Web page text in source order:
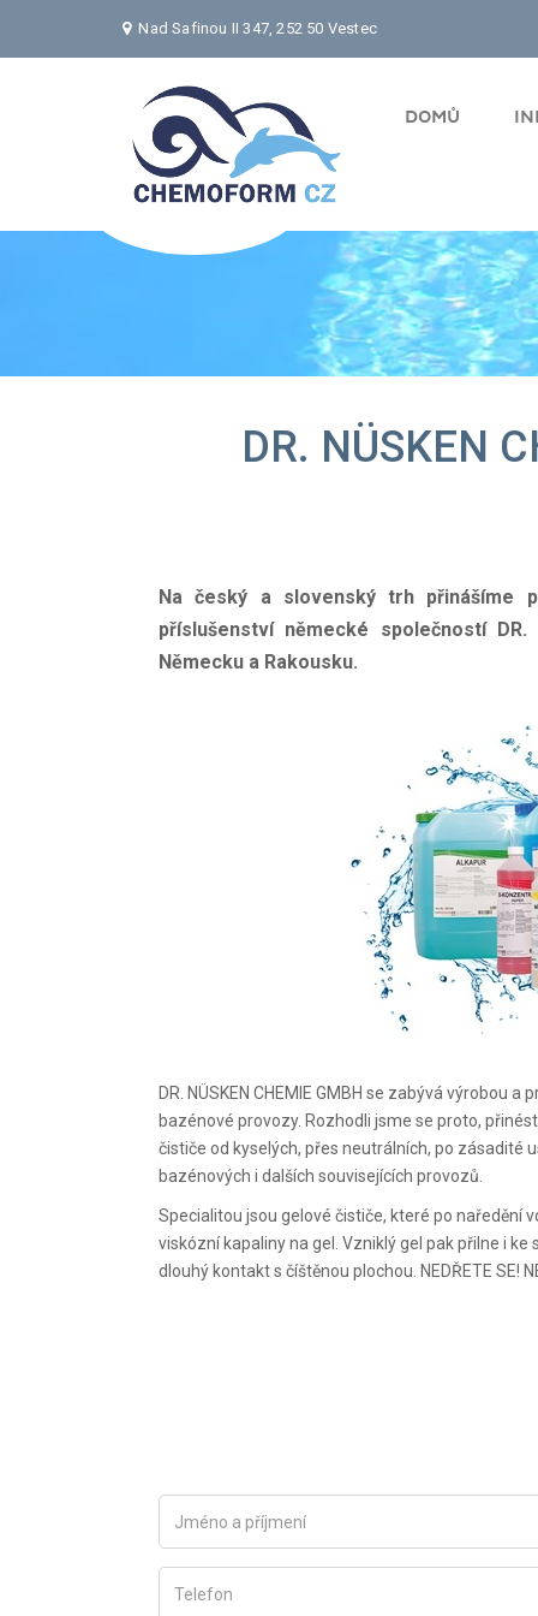
Nad Safinou II 347, 252 50 Vestec
DOMŮ
DR. NÜSKEN
Na český a slovenský trh přinášíme
příslušenství německé společností
Německu a Rakousku.
DR. NÜSKEN CHEMIE GMBH se zabývá výrobou
bazénové provozy. Rozhodli jsme se proto,
čističe od kyselých, přes neutrálních, po zásadité
bazénových i dalších souvisejících provozů.
Specialitou jsou gelové čističe, které po naředění
viskózní kapaliny na gel. Vzniklý gel pak přilne i
dlouhý kontakt s číštěnou plochou. NEDŘETE SE!